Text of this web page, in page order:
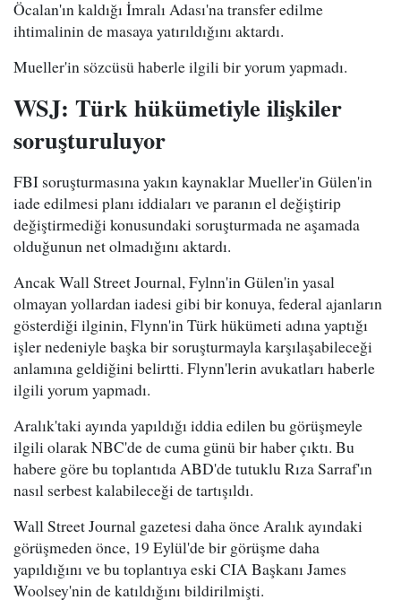
Öcalan'ın kaldığı İmralı Adası'na transfer edilme
ihtimalinin de masaya yatırıldığını aktardı.
Mueller'in sözcüsü haberle ilgili bir yorum yapmadı.
WSJ: Türk hükümetiyle ilişkiler
soruşturuluyor
FBI soruşturmasına yakın kaynaklar Mueller'in Gülen'in
iade edilmesi planı iddiaları ve paranın el değiştirip
değiştirmediği konusundaki soruşturmada ne aşamada
olduğunun net olmadığını aktardı.
Ancak Wall Street Journal, Fylnn'in Gülen'in yasal
olmayan yollardan iadesi gibi bir konuya, federal ajanların
gösterdiği ilginin, Flynn'in Türk hükümeti adına yaptığı
işler nedeniyle başka bir soruşturmayla karşılaşabileceği
anlamına geldiğini belirtti. Flynn'lerin avukatları haberle
ilgili yorum yapmadı.
Aralık'taki ayında yapıldığı iddia edilen bu görüşmeyle
ilgili olarak NBC'de de cuma günü bir haber çıktı. Bu
habere göre bu toplantıda ABD'de tutuklu Rıza Sarraf'ın
nasıl serbest kalabileceği de tartışıldı.
Wall Street Journal gazetesi daha önce Aralık ayındaki
görüşmeden önce, 19 Eylül'de bir görüşme daha
yapıldığını ve bu toplantıya eski CIA Başkanı James
Woolsey'nin de katıldığını bildirilmişti.